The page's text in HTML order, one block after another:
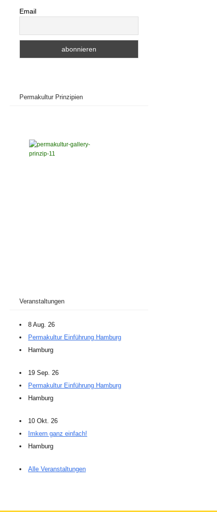
Email
Permakultur Prinzipien
Veranstaltungen
8 Aug. 26
Permakultur Einführung Hamburg
Hamburg
19 Sep. 26
Permakultur Einführung Hamburg
Hamburg
10 Okt. 26
Imkern ganz einfach!
Hamburg
Alle Veranstaltungen